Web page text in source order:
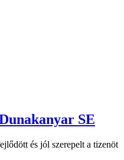
SE
és jól szerepelt a tizenöt